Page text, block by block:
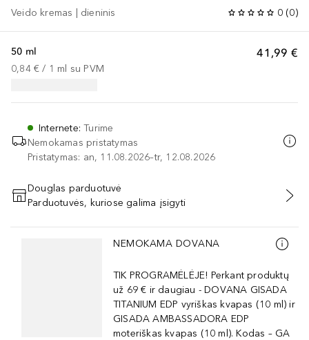
Veido kremas | dieninis 0 (0)
41,99 €
50 ml
0,84 € / 1 ml su PVM
Internete:Turime
Nemokamas pristatymas
Pristatymas: an, 11.08.2026–tr, 12.08.2026
PRIDĖTI Į KREPŠELĮ
Douglas parduotuvė
Parduotuvės, kuriose galima įsigyti
Praleisti slankiklį
NEMOKAMA DOVANA
TIK PROGRAMĖLĖJE! Perkant produktų
už 69 € ir daugiau - DOVANA GISADA
TITANIUM EDP vyriškas kvapas (10 ml) ir
GISADA AMBASSADORA EDP
moteriškas kvapas (10 ml). Kodas – GA